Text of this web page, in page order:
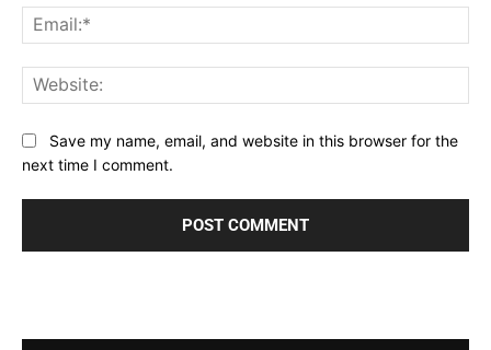
Save my name, email, and website in this browser for the
next time I comment.